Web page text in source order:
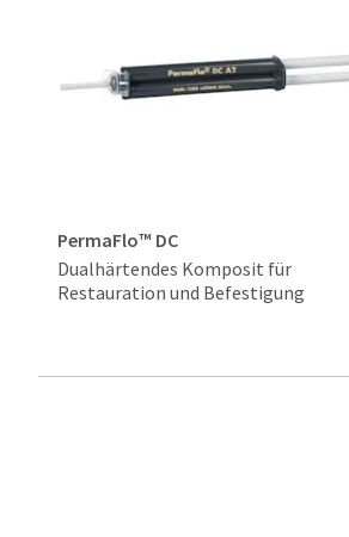
PermaFlo™ DC
Dualhärtendes Komposit für
Restauration und Befestigung